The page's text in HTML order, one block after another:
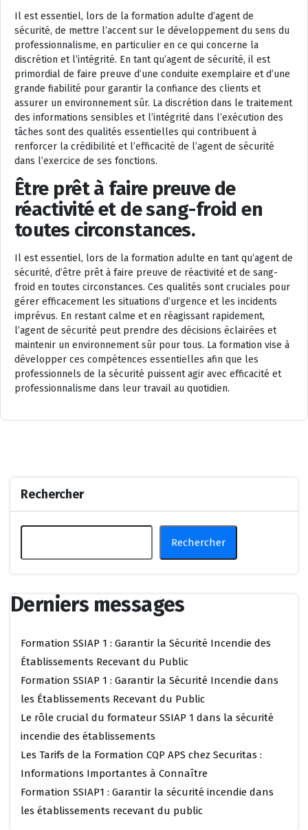
Il est essentiel, lors de la formation adulte d’agent de
sécurité, de mettre l’accent sur le développement du sens du
professionnalisme, en particulier en ce qui concerne la
discrétion et l’intégrité. En tant qu’agent de sécurité, il est
primordial de faire preuve d’une conduite exemplaire et d’une
grande fiabilité pour garantir la confiance des clients et
assurer un environnement sûr. La discrétion dans le traitement
des informations sensibles et l’intégrité dans l’exécution des
tâches sont des qualités essentielles qui contribuent à
renforcer la crédibilité et l’efficacité de l’agent de sécurité
dans l’exercice de ses fonctions.
Être prêt à faire preuve de
réactivité et de sang-froid en
toutes circonstances.
Il est essentiel, lors de la formation adulte en tant qu’agent de
sécurité, d’être prêt à faire preuve de réactivité et de sang-
froid en toutes circonstances. Ces qualités sont cruciales pour
gérer efficacement les situations d’urgence et les incidents
imprévus. En restant calme et en réagissant rapidement,
l’agent de sécurité peut prendre des décisions éclairées et
maintenir un environnement sûr pour tous. La formation vise à
développer ces compétences essentielles afin que les
professionnels de la sécurité puissent agir avec efficacité et
professionnalisme dans leur travail au quotidien.
Rechercher
Rechercher
Derniers messages
Formation SSIAP 1 : Garantir la Sécurité Incendie des
Établissements Recevant du Public
Formation SSIAP 1 : Garantir la Sécurité Incendie dans
les Établissements Recevant du Public
Le rôle crucial du formateur SSIAP 1 dans la sécurité
incendie des établissements
Les Tarifs de la Formation CQP APS chez Securitas :
Informations Importantes à Connaître
Formation SSIAP1 : Garantir la sécurité incendie dans
les établissements recevant du public